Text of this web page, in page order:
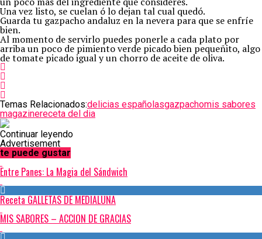
Una vez listo, se cuelan ó lo dejan tal cual quedó.
Guarda tu gazpacho andaluz en la nevera para que se enfríe
bien.
Al momento de servirlo puedes ponerle a cada plato por
arriba un poco de pimiento verde picado bien pequeñito, algo
de tomate picado igual y un chorro de aceite de oliva.
Temas Relacionados:delicias españolasgazpachomis sabores
magazinereceta del dia
Continuar leyendo
Advertisement
te puede gustar
Entre Panes: La Magia del Sándwich
Receta GALLETAS DE MEDIALUNA
MIS SABORES – ACCION DE GRACIAS